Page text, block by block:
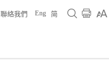
聯絡我們 Eng 简